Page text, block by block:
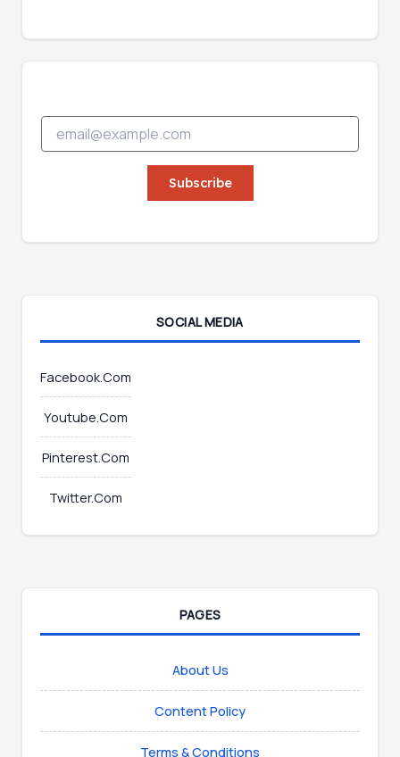
*
E
Subscribe
SOCIAL MEDIA
Facebook.Com
Youtube.Com
Pinterest.Com
Twitter.Com
PAGES
About Us
Content Policy
Terms & Conditions